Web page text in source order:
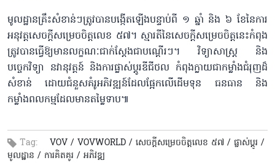
មូលដ្ឋានគ្រឹះសំខាន់ៗត្រូវបានបង្កើតឡើងបន្ទាប់ពី ១ ឆ្នាំ និង ៦ ខែនៃការ
អនុវត្តសេចក្តីសម្រេចចិត្តលេខ ៥៧។ ស្មារតីនៃសេចក្តីសម្រេចចិត្តនេះកំពុង
ត្រូវបានធ្វើឱ្យមានលក្ខណៈជាក់ស្តែងជាបណ្តើរៗ។ វិទ្យាសាស្ត្រ និង
បច្ចេកវិទ្យា នវានុវត្តន៍ និងការផ្លាស់ប្តូរឌីជីថល កំពុងក្លាយជាកម្លាំងជំរុញដ៏
សំខាន់ ដោយជំនួសគំរូអភិវឌ្ឍន៍ដែលផ្អែកលើដើមទុន ធនធាន និង
កម្លាំងពលកម្មដែលមានតម្លៃទាប៕
Tag: VOV / VOVWORLD / សេចក្តីសម្រេចចិត្តលេខ ៥៧ / ផ្លាស់ប្តូរ /
មូលដ្ឋាន / ការគិតគូរ / អភិវឌ្ឍ